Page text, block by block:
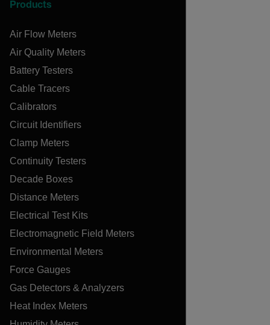
Products
Air Flow Meters
Air Quality Meters
Battery Testers
Cable Tracers
Calibrators
Circuit Identifiers
Clamp Meters
Continuity Testers
Decade Boxes
Distance Meters
Electrical Test Kits
Electromagnetic Field Meters
Environmental Meters
Force Gauges
Gas Detectors & Analyzers
Heat Index Meters